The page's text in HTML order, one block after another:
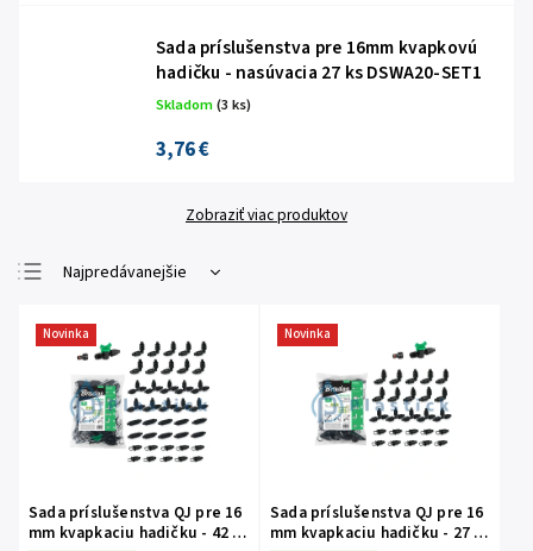
Sada príslušenstva pre 16mm kvapkovú
hadičku - nasúvacia 27 ks DSWA20-SET1
Skladom(3 ks)
3,76 €
Zobraziť viac produktov
Najpredávanejšie
Najdrahšie
Abecedne
Novinka
Sada príslušenstva QJ pre 16
mm kvapkaciu hadičku - 42 ks
Novinka
Sada príslušenstva QJ pre 16
mm kvapkaciu hadičku - 27 ks